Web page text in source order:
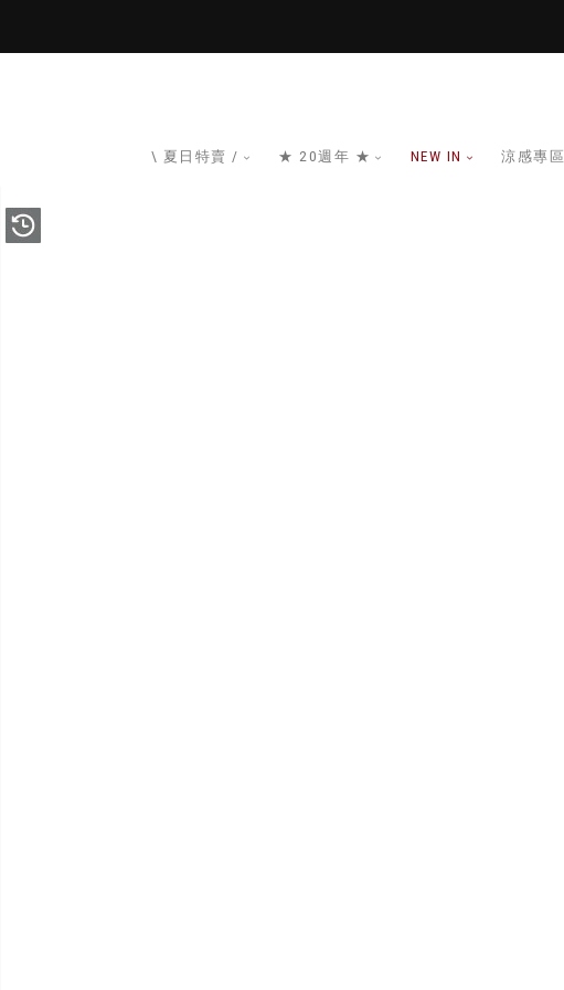
\ 夏日特賣 / ★ 20週年 ★ NEW IN 涼感專區